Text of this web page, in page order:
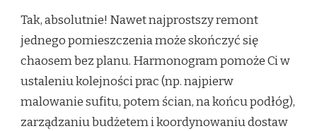
Tak, absolutnie! Nawet najprostszy remont
jednego pomieszczenia może skończyć się
chaosem bez planu. Harmonogram pomoże Ci w
ustaleniu kolejności prac (np. najpierw
malowanie sufitu, potem ścian, na końcu podłóg),
zarządzaniu budżetem i koordynowaniu dostaw